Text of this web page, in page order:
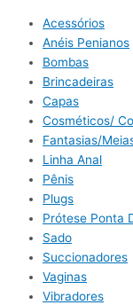
Acessórios
Anéis Penianos
Bombas
Brincadeiras
Capas
Cosméticos/
Fantasias/
Linha Anal
Pênis
Plugs
Prótese Ponta
Sado
Succionadores
Vaginas
Vibradores